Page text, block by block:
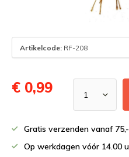
Artikelcode: RF-208
€ 0,99
Gratis verzenden vanaf 75,-
Op werkdagen vóór 14.00